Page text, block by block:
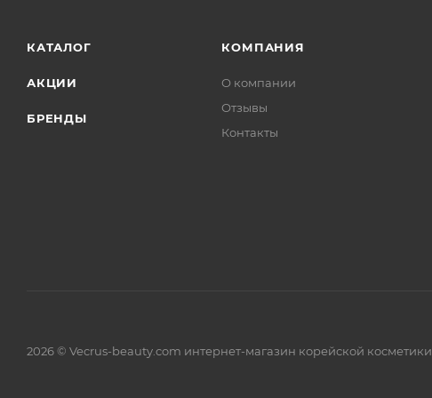
КАТАЛОГ
АКЦИИ
БРЕНДЫ
КОМПАНИЯ
О компании
Отзывы
Контакты
2026 © Vecrus-beauty.com интернет-магазин корейской косметики.